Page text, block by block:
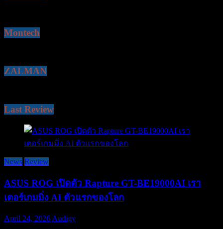
Montech
ZALMAN
Last Review
News Review
ASUS ROG เปิดตัว Rapture GT-BE19000AI เรา
เตอร์เกมมิ่ง AI ตัวแรกของโลก
April 24, 2026 Audigy